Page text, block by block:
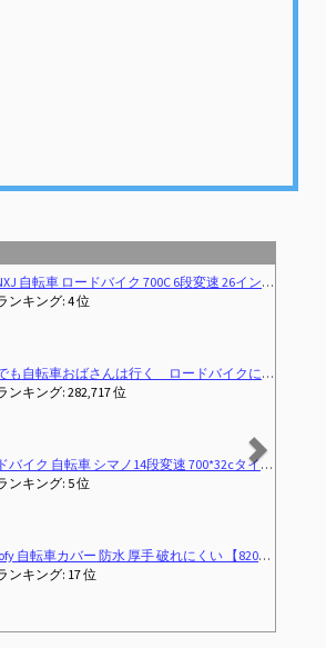
ドバイク 700C 6段変速 26インチ 軽量 高炭素鋼フレーム クロスバイク ディスクブレーキ 泥除け完備 男女兼用 通勤 通学 旅行 街乗り サイクリング 10 (グレー)
ンキング: 4 位
自転車おばさんは行く ロードバイクに乗る主婦のつぶやき
ンキング: 282,717 位
車 シマノ14段変速 700*32cタイヤ ドロップハンドル 補助ブレーキ搭載 前後キャリパーブレーキ 超軽量高炭素鋼フレーム (ホワイト)
ンキング: 5 位
水 厚手 破れにくい 【820g 420D 厚手モデル】【 使い捨てバイクカバーにサヨナラ！】 最新型 4箇ワンタッチバックル 風飛び防止 全天候対応 雨避け UV加工 盗難防止 29インチまで対応
ンキング: 17 位
Next